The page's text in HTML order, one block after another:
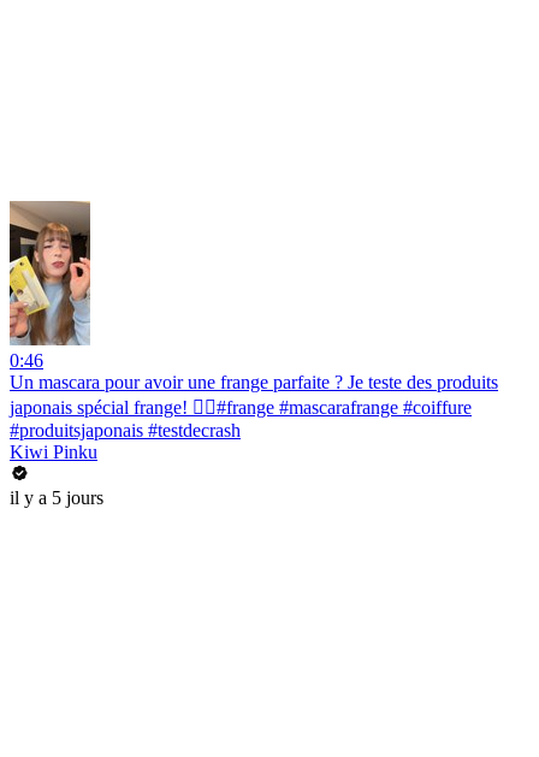
0:46
Un mascara pour avoir une frange parfaite ? Je teste des produits
japonais spécial frange! 💇‍♀️#frange #mascarafrange #coiffure
#produitsjaponais #testdecrash
Kiwi Pinku
il y a 5 jours